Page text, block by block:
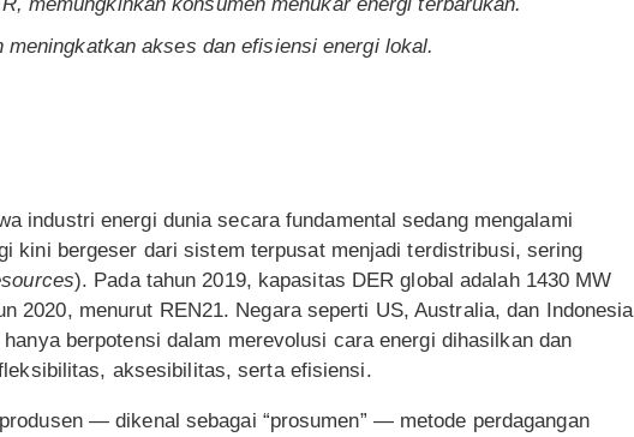
akses dan efisiensi energi lokal.
industri energi dunia secara fundamental sedang mengalami
kini bergeser dari sistem terpusat menjadi terdistribusi, sering
). Pada tahun 2019, kapasitas DER global adalah 1430 MW
2020, menurut REN21. Negara seperti US, Australia, dan Indonesia
berpotensi dalam merevolusi cara energi dihasilkan dan
aksesibilitas, serta efisiensi.
— dikenal sebagai “prosumen” — metode perdagangan